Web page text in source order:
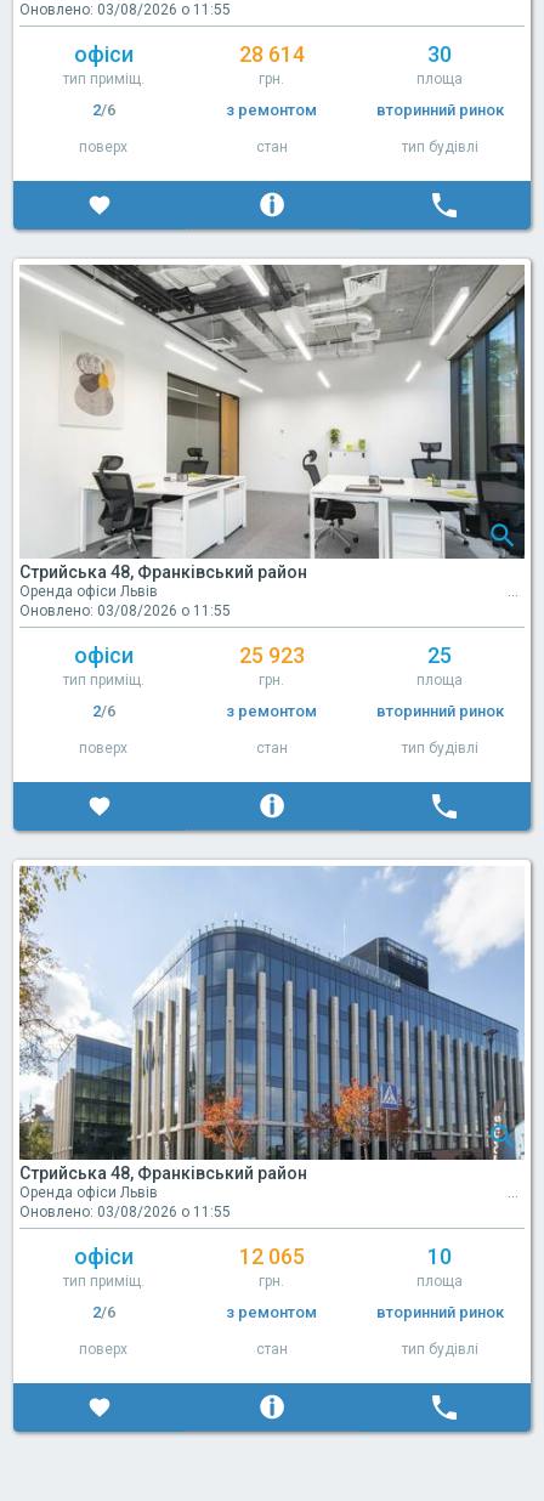
Оновлено: 03/08/2026 о 11:55
офіси
тип приміщ.
28 614
грн.
30
площа
2/6
поверх
з ремонтом
стан
вторинний ринок
тип будівлі
Стрийська 48, Франківський район
Оренда офіси Львів
Оновлено: 03/08/2026 о 11:55
офіси
тип приміщ.
25 923
грн.
25
площа
2/6
поверх
з ремонтом
стан
вторинний ринок
тип будівлі
Стрийська 48, Франківський район
Оренда офіси Львів
Оновлено: 03/08/2026 о 11:55
офіси
тип приміщ.
12 065
грн.
10
площа
2/6
поверх
з ремонтом
стан
вторинний ринок
тип будівлі